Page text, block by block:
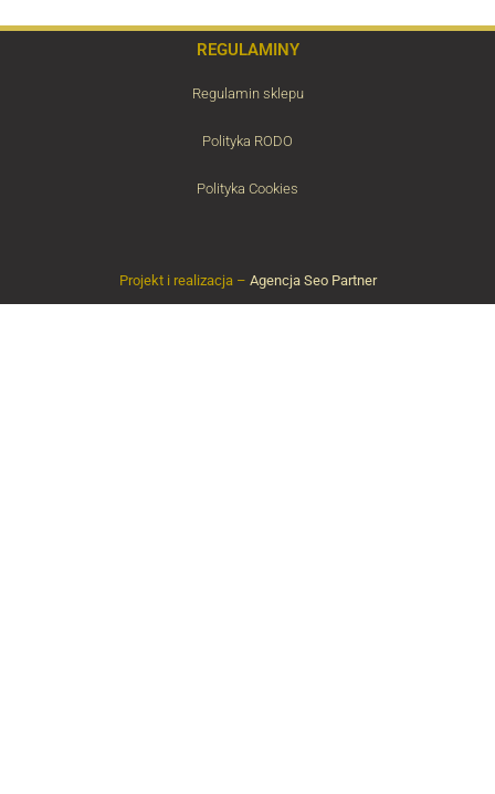
REGULAMINY
Regulamin sklepu
Polityka RODO
Polityka Cookies
Projekt i realizacja – Agencja Seo Partner